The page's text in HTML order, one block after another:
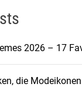
2026 – 17
die